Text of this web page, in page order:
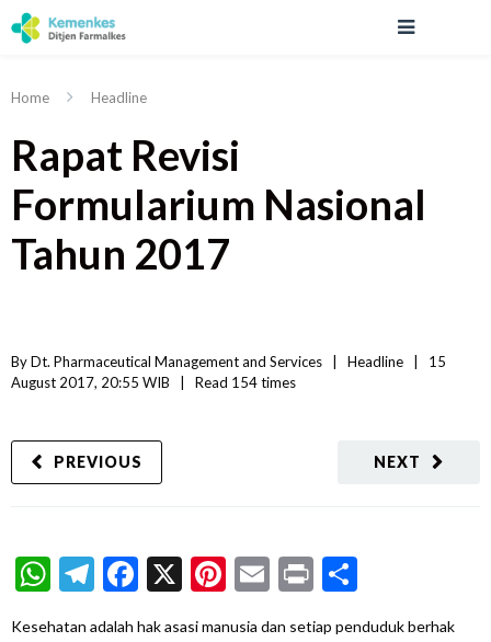
Home Headline
Rapat Revisi
Formularium Nasional
Tahun 2017
By Dt. Pharmaceutical Management and Services Headline
15
August 2017, 20:55 WIB
Read 154 times
NEXT
PREVIOUS
WhatsApp
Telegram
Facebook
X Pinterest
Email
Print
Kesehatan adalah hak asasi manusia dan setiap penduduk berhak